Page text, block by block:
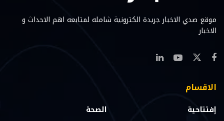
موقع صدي الاخبار جريدة الكترونية شامله لمتابعه اهم الاحداث و
الاخبار
الاقسام
إفتتاحية
الصحة